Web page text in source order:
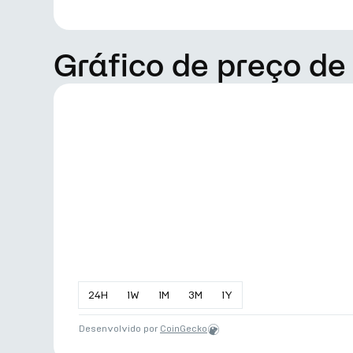
Gráfico de preço de
24H 1W 1M 3M 1Y
Desenvolvido por CoinGecko